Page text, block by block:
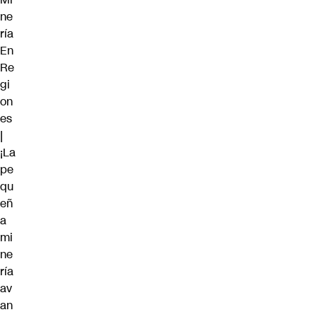
ne
ría
En
Re
gi
on
es
|
¡La
pe
qu
eñ
a
mi
ne
ría
av
an